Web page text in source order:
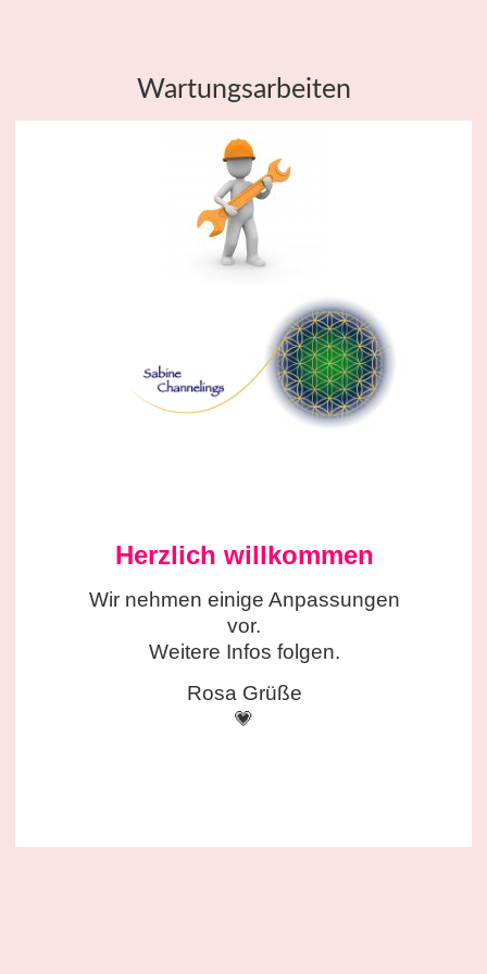
Wartungsarbeiten
Herzlich willkommen
Wir nehmen einige Anpassungen
vor.
Weitere Infos folgen.
Rosa Grüße
💗